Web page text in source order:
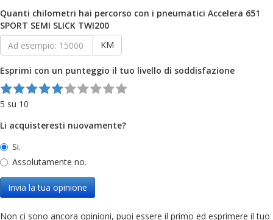
Quanti chilometri hai percorso con i pneumatici Accelera 651
SPORT SEMI SLICK TWI200
KM
Esprimi con un punteggio il tuo livello di soddisfazione
5 su 10
Li acquisteresti nuovamente?
Si.
Assolutamente no.
Invia la tua opinione
Non ci sono ancora opinioni, puoi essere il primo ed esprimere il tuo